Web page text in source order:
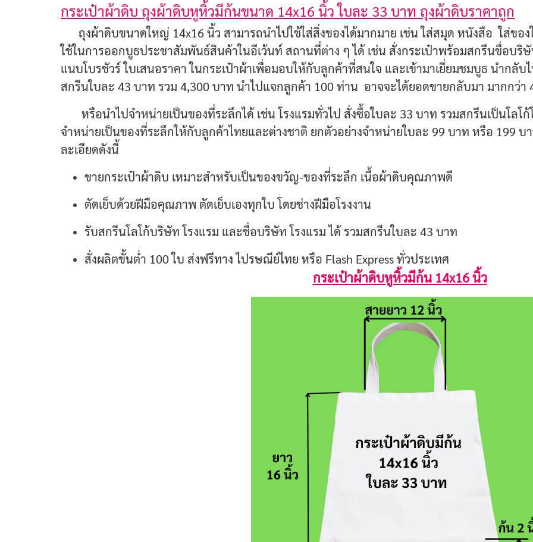
กระเป๋าผ้าดิบ ถุงผ้าดิบหูหิ้วมีก้นขนาด 14x16 นิ้ว ใบละ 33 บาท ถุงผ้าดิบราคาถูก
ถุงผ้าดิบขนาดใหญ่ 14x16 นิ้ว สามารถนำไปใช้ใส่สิ่งของได้มากมาย เช่น ใส่สมุด หนังสือ ใส่ของ
ใช้ในการออกบูธประชาสัมพันธ์สินค้าในอีเว้นท์ สถานที่ต่าง ๆ ได้ เช่น สั่งกระเป๋าพร้อมสกรีนชื่อบ
แนบโบรชัวร์ ใบเสนอราคา ในกระเป๋าผ้าเพื่อมอบให้กับลูกค้าที่สนใจ และเข้ามาเยี่ยมชมบูธ นำกลั
สกรีนใบละ 43 บาท รวม 4,300 บาท นำไปแจกลูกค้า 100 ท่าน อาจจะได้ยอดขายกลับมา มากกว่า
หรือนำไปจำหน่ายเป็นของที่ระลึกได้ เช่น โรงแรมทั่วไป สั่งซื้อใบละ 33 บาท รวมสกรีนเป็นโลโก้
จำหน่ายเป็นของที่ระลึกให้กับลูกค้าไทยและต่างชาติ ยกตัวอย่างจำหน่ายใบละ 99 บาท หรือ 199 บ
ละเอียดดังนี้
ขายกระเป๋าผ้าดิบ เหมาะสำหรับเป็นของขวัญ-ของที่ระลึก เนื้อผ้าดิบคุณภาพดี
ตัดเย็บด้วยฝีมือคุณภาพ ตัดเย็บเองทุกใบ โดยช่างฝีมือโรงงาน
รับสกรีนโลโก้บริษัท โรงแรม และชื่อบริษัท โรงแรม ได้ รวมสกรีนใบละ 43 บาท
สั่งผลิตขั้นต่ำ 100 ใบ ส่งฟรีทาง ไปรษณีย์ไทย หรือ Flash Express ทั่วประเทศ
กระเป๋าผ้าดิบหูหิ้วมีก้น 14x16 นิ้ว